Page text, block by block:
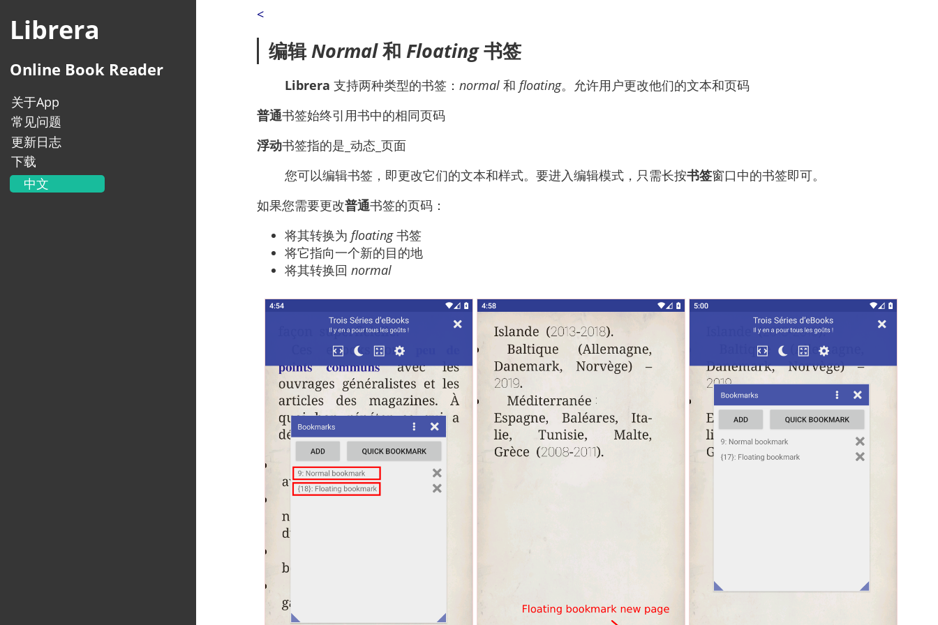
Librera
Online Book Reader
关于App
常见问题
更新日志
下载
中文
<
编辑Normal和 Floating书签
Librera 支持两种类型的书签： normal 和 floating。允许用户更改他们的文本和页码
普通书签始终引用书中的相同页码
浮动书签指的是_动态_页面
您可以编辑书签，即更改它们的文本和样式。要进入编辑模式，只需长按书签窗口中的书签即可。
如果您需要更改普通书签的页码：
将其转换为 floating书签
将它指向一个新的目的地
将其转换回 normal